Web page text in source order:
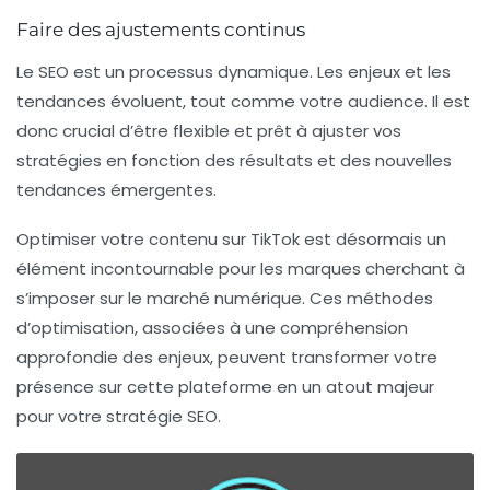
Faire des ajustements continus
Le SEO est un processus dynamique. Les enjeux et les
tendances évoluent, tout comme votre audience. Il est
donc crucial d’être flexible et prêt à ajuster vos
stratégies en fonction des résultats et des nouvelles
tendances émergentes.
Optimiser votre contenu sur TikTok est désormais un
élément incontournable pour les marques cherchant à
s’imposer sur le marché numérique. Ces méthodes
d’optimisation, associées à une compréhension
approfondie des enjeux, peuvent transformer votre
présence sur cette plateforme en un atout majeur
pour votre stratégie SEO.